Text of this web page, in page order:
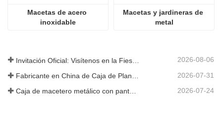
Macetas de acero
inoxidable
Macetas y jardineras de
metal
2026-08-06
2026-07-31
2026-07-24